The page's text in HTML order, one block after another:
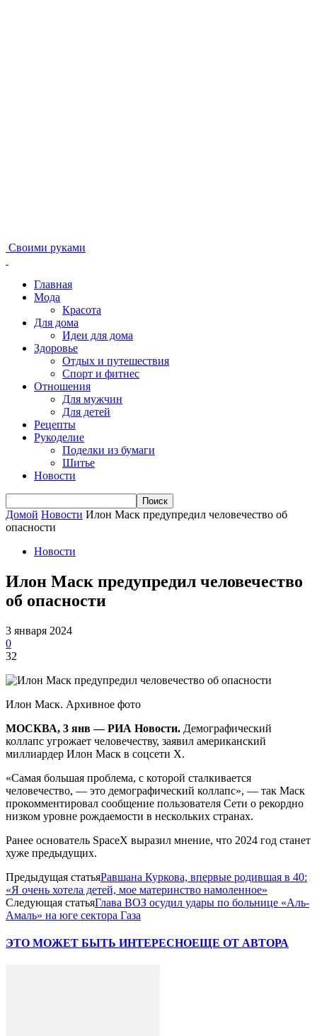
Своими руками
Главная
Мода
Красота
Для дома
Идеи для дома
Здоровье
Отдых и путешествия
Спорт и фитнес
Отношения
Для мужчин
Для детей
Рецепты
Рукоделие
Поделки из бумаги
Шитье
Новости
Домой Новости Илон Маск предупредил человечество об
опасности
Новости
Илон Маск предупредил человечество
об опасности
3 января 2024
0
32
Илон Маск. Архивное фото
МОСКВА, 3 янв — РИА Новости. Демографический
коллапс угрожает человечеству, заявил американский
миллиардер Илон Маск в соцсети X.
«Самая большая проблема, с которой сталкивается
человечество, — это демографический коллапс», — так Маск
прокомментировал сообщение пользователя Сети о рекордно
низком уровне рождаемости в нескольких странах.
Ранее основатель SpaceX выразил мнение, что 2024 год станет
хуже предыдущих.
Предыдущая статьяРавшана Куркова, впервые родившая в 40:
«Я очень хотела детей, мое материнство намоленное»
Следующая статьяГлава ВОЗ осудил удары по больнице «Аль-
Амаль» на юге сектора Газа
ЭТО МОЖЕТ БЫТЬ ИНТЕРЕСНОЕЩЕ ОТ АВТОРА